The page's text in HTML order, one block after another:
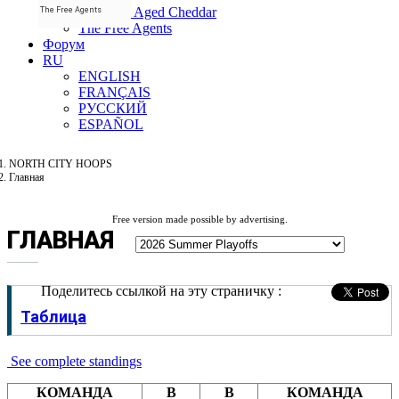
The Free AgentsSalami & Aged Cheddar
The Free Agents
Форум
RU
ENGLISH
FRANÇAIS
РУССКИЙ
ESPAÑOL
NORTH CITY HOOPS
Главная
Free version made possible by advertising.
ГЛАВНАЯ
Поделитесь ссылкой на эту страничку :
Таблица
See complete standings
КОМАНДА В В
КОМАНДА